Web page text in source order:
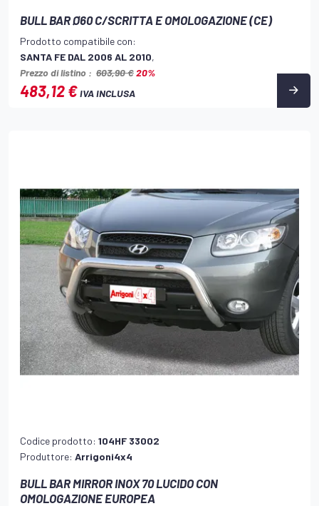
BULL BAR Ø60 C/SCRITTA E OMOLOGAZIONE (CE)
Prodotto compatibile con:
SANTA FE DAL 2006 AL 2010,
Prezzo di listino : 603,90 €20%
483,12 €IVA INCLUSA
Codice prodotto: 104HF 33002
Produttore: Arrigoni4x4
BULL BAR MIRROR INOX 70 LUCIDO CON
OMOLOGAZIONE EUROPEA